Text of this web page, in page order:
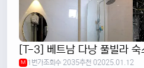
[T-3] 베트남 다낭 풀빌라
M 1번가조회수 2035추천 02025.01.12